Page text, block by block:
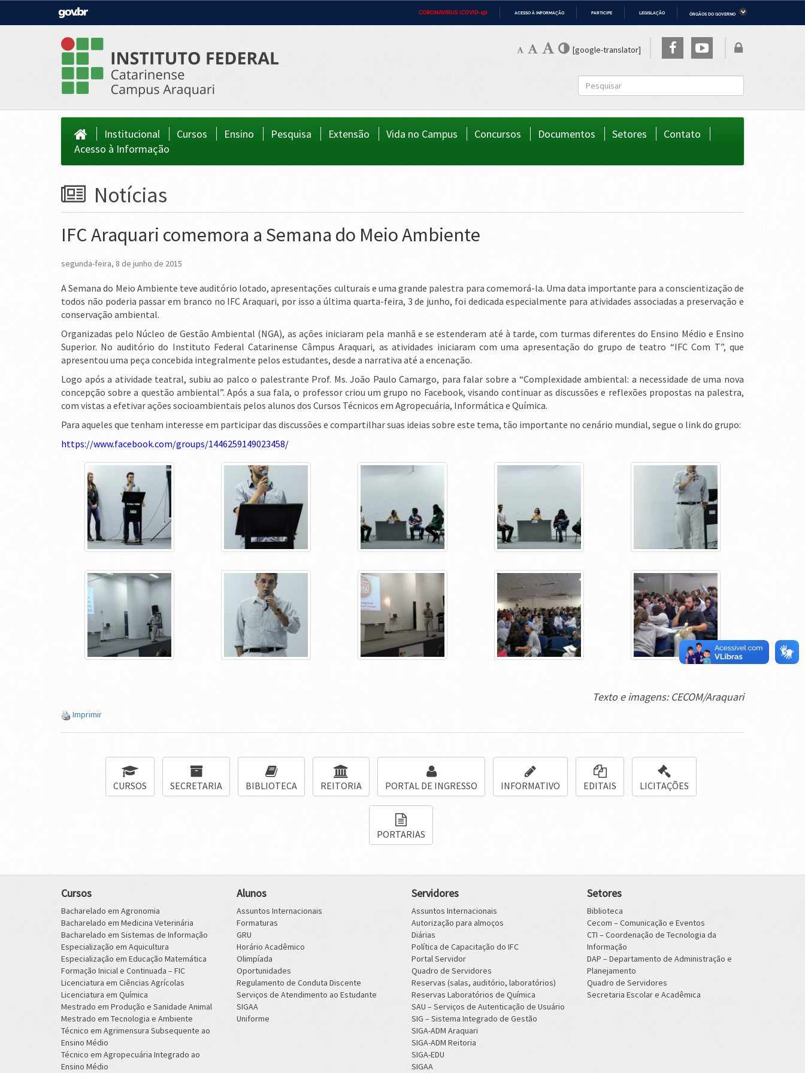
CORONAVÍRUS (COVID-19) ACESSO À INFORMAÇÃO PARTICIPE LEGISLAÇÃO
ÓRGÃOS DO GOVERNO
Casa Civil
Ministério da Infraestrutura
Ministério da Agricultura, Pecuária e
Abastecimento
Ministério de Minas e Energia
Ministério da Ciência, Tecnologia,
Inovações e Comunicações
Ministério do Meio Ambiente Ministério do Turismo
Ministério da Mulher, da Família e dos
Secretaria-Geral
[google-translator]
Institucional Cursos Ensino Pesquisa Extensão Vida no Campus Concursos Documentos Setores
Contato
Acesso à Informação
Notícias
IFC Araquari comemora a Semana do Meio Ambiente
segunda-feira, 8 de junho de 2015
A Semana do Meio Ambiente teve auditório lotado, apresentações culturais e uma grande palestra para comemorá-la. Uma data importante para a conscientização de
todos não poderia passar em branco no IFC Araquari, por isso a última quarta-feira, 3 de junho, foi dedicada especialmente para atividades associadas a preservação e
conservação ambiental.
Organizadas pelo Núcleo de Gestão Ambiental (NGA), as ações iniciaram pela manhã e se estenderam até à tarde, com turmas diferentes do Ensino Médio e Ensino
Superior. No auditório do Instituto Federal Catarinense Câmpus Araquari, as atividades iniciaram com uma apresentação do grupo de teatro “IFC Com T”, que
apresentou uma peça concebida integralmente pelos estudantes, desde a narrativa até a encenação.
Logo após a atividade teatral, subiu ao palco o palestrante Prof. Ms. João Paulo Camargo, para falar sobre a “Complexidade ambiental: a necessidade de uma nova
concepção sobre a questão ambiental”. Após a sua fala, o professor criou um grupo no Facebook, visando continuar as discussões e reflexões propostas na palestra,
com vistas a efetivar ações socioambientais pelos alunos dos Cursos Técnicos em Agropecuária, Informática e Química.
Para aqueles que tenham interesse em participar das discussões e compartilhar suas ideias sobre este tema, tão importante no cenário mundial, segue o link do grupo:
https://www.facebook.com/groups/1446259149023458/
Texto e imagens: CECOM/Araquari
Imprimir
CURSOS SECRETARIA BIBLIOTECA REITORIA PORTAL DE INGRESSO INFORMATIVO EDITAIS LICITAÇÕES
PORTARIAS
Cursos
Bacharelado em Agronomia
Bacharelado em Medicina Veterinária
Bacharelado em Sistemas de Informação
Especialização em Aquicultura
Especialização em Educação Matemática
Formação Inicial e Continuada – FIC
Licenciatura em Ciências Agrícolas
Licenciatura em Química
Mestrado em Produção e Sanidade Animal
Mestrado em Tecnologia e Ambiente
Técnico em Agrimensura Subsequente ao
Ensino Médio
Técnico em Agropecuária Integrado ao
Ensino Médio
Alunos
Assuntos Internacionais
Formaturas
GRU
Horário Acadêmico
Olimpíada
Oportunidades
Regulamento de Conduta Discente
Serviços de Atendimento ao Estudante
SIGAA
Uniforme
Servidores
Assuntos Internacionais
Autorização para almoços
Diárias
Política de Capacitação do IFC
Portal Servidor
Quadro de Servidores
Reservas (salas, auditório, laboratórios)
Reservas Laboratórios de Química
SAU – Serviços de Autenticação de Usuário
SIG – Sistema Integrado de Gestão
SIGA-ADM Araquari
SIGA-ADM Reitoria
SIGA-EDU
SIGAA
Setores
Biblioteca
Cecom – Comunicação e Eventos
CTI – Coordenação de Tecnologia da
Informação
DAP – Departamento de Administração e
Planejamento
Quadro de Servidores
Secretaria Escolar e Acadêmica